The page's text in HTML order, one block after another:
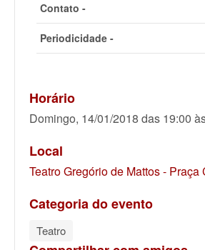
Contato -
Periodicidade -
Horário
Domingo, 14/01/2018 das 19:00
Local
Teatro Gregório de Mattos - Praça
Categoria do evento
Teatro